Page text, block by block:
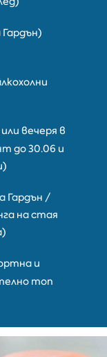
вечеря в
до 30.06 и
Гардън /
на стая
и
топ